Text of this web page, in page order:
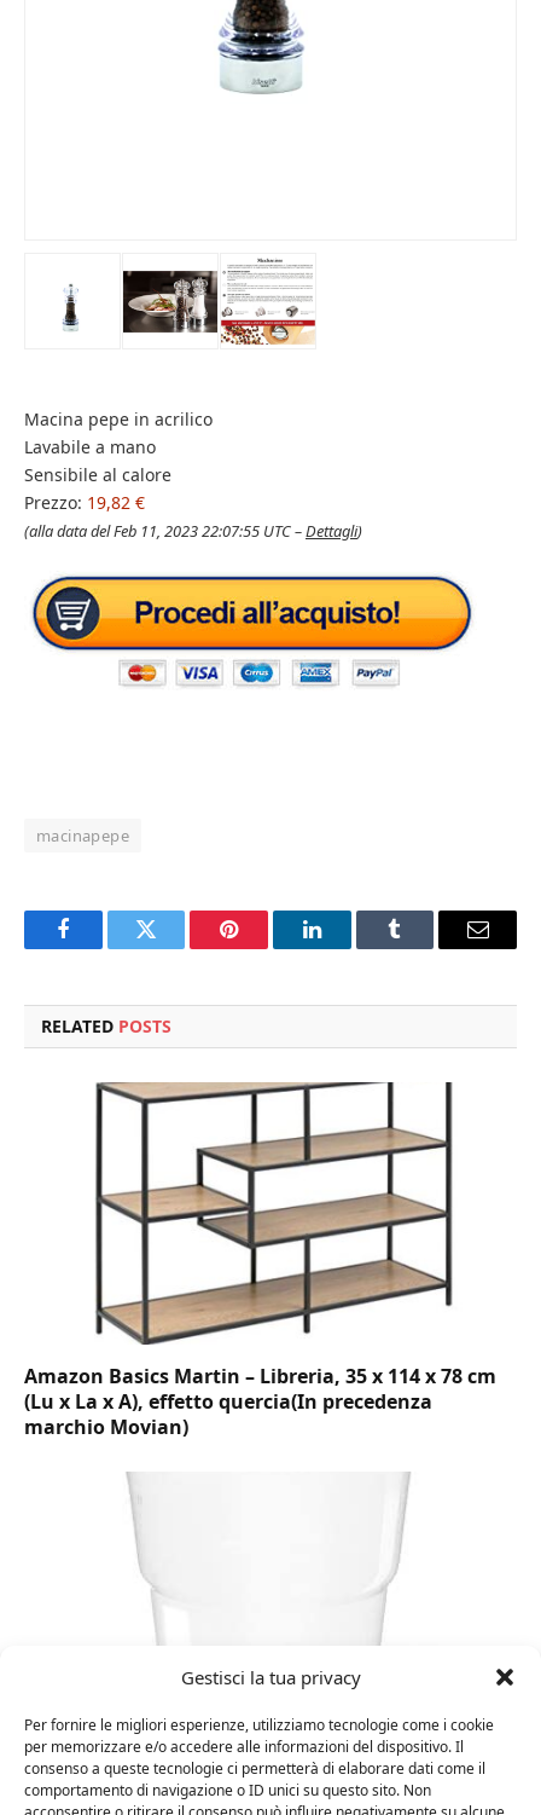
Gestisci la tua privacy
Per fornire le migliori esperienze, utilizziamo tecnologie come i cookie
per memorizzare e/o accedere alle informazioni del dispositivo. Il
consenso a queste tecnologie ci permetterà di elaborare dati come il
comportamento di navigazione o ID unici su questo sito. Non
Macina pepe in acrilico
Lavabile a mano
Sensibile al calore
Prezzo: 19,82 €
(alla data del Feb 11, 2023 22:07:55 UTC –Dettagli)
macinapepe
FacebookTwitter Pinterest LinkedInTumblr Email
RELATED POSTS
Amazon Basics Martin – Libreria, 35 x 114 x 78 cm
(Lu x La x A), effetto quercia(In precedenza
marchio Movian)
DOT Horeca Solutions 1000 Bicchieri PET
trasparenti monouso 350 ML tacca 0,3 alta qualità